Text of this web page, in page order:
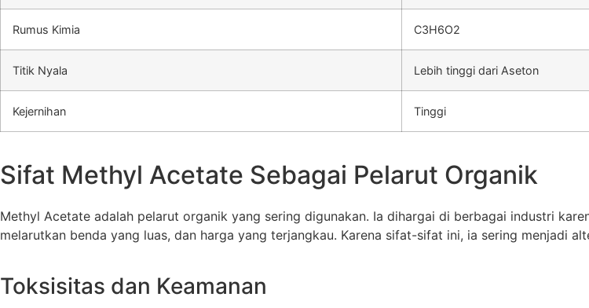
Rumus Kimia C3H6O2
Titik Nyala Lebih tinggi dari Aseton
Kejernihan Tinggi
Sifat Methyl Acetate Sebagai Pelarut Organik
Methyl Acetate adalah pelarut organik yang sering digunakan. Ia dihargai di berbagai industri
melarutkan benda yang luas, dan harga yang terjangkau. Karena sifat-sifat ini, ia sering menjadi
Toksisitas dan Keamanan